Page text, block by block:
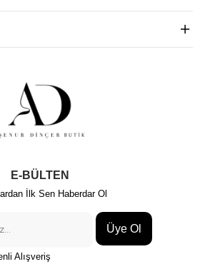
E-BÜLTEN
İlk Sen Haberdar Ol
Üye Ol
Alışveriş